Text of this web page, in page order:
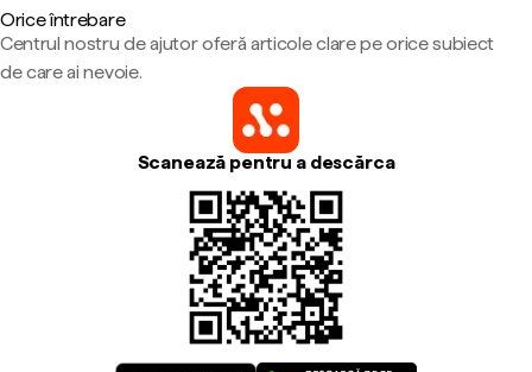
Orice întrebare
Centrul nostru de ajutor oferă articole clare pe orice subiect
de care ai nevoie.
Scanează pentru a descărca